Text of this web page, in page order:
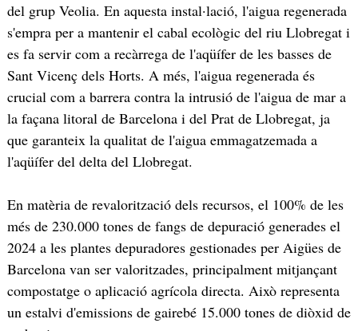
del grup Veolia. En aquesta instal·lació, l'aigua regenerada
s'empra per a mantenir el cabal ecològic del riu Llobregat i
es fa servir com a recàrrega de l'aqüífer de les basses de
Sant Vicenç dels Horts. A més, l'aigua regenerada és
crucial com a barrera contra la intrusió de l'aigua de mar a
la façana litoral de Barcelona i del Prat de Llobregat, ja
que garanteix la qualitat de l'aigua emmagatzemada a
l'aqüífer del delta del Llobregat.
En matèria de revalorització dels recursos, el 100% de les
més de 230.000 tones de fangs de depuració generades el
2024 a les plantes depuradores gestionades per Aigües de
Barcelona van ser valoritzades, principalment mitjançant
compostatge o aplicació agrícola directa. Això representa
un estalvi d'emissions de gairebé 15.000 tones de diòxid de